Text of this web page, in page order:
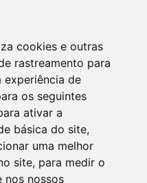
cookies e outras
rastreamento para
experiência de
os seguintes
ativar a
básica do site,
uma melhor
site, para medir o
nos nossos
DO SUL
17h30, de segunda a
das 7h às 13h